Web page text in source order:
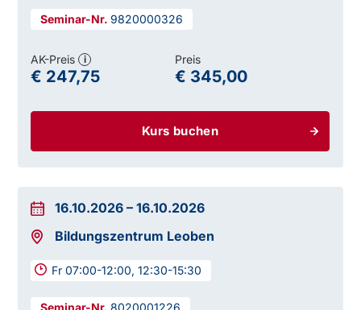
9820000326
Kurs buchen
AK-Preis i
€ 247,75
Preis
€ 345,00
16.10.2026 –16.10.2026
Bildungszentrum Leoben
Fr 07:00-12:00, 12:30-15:30
8020001226